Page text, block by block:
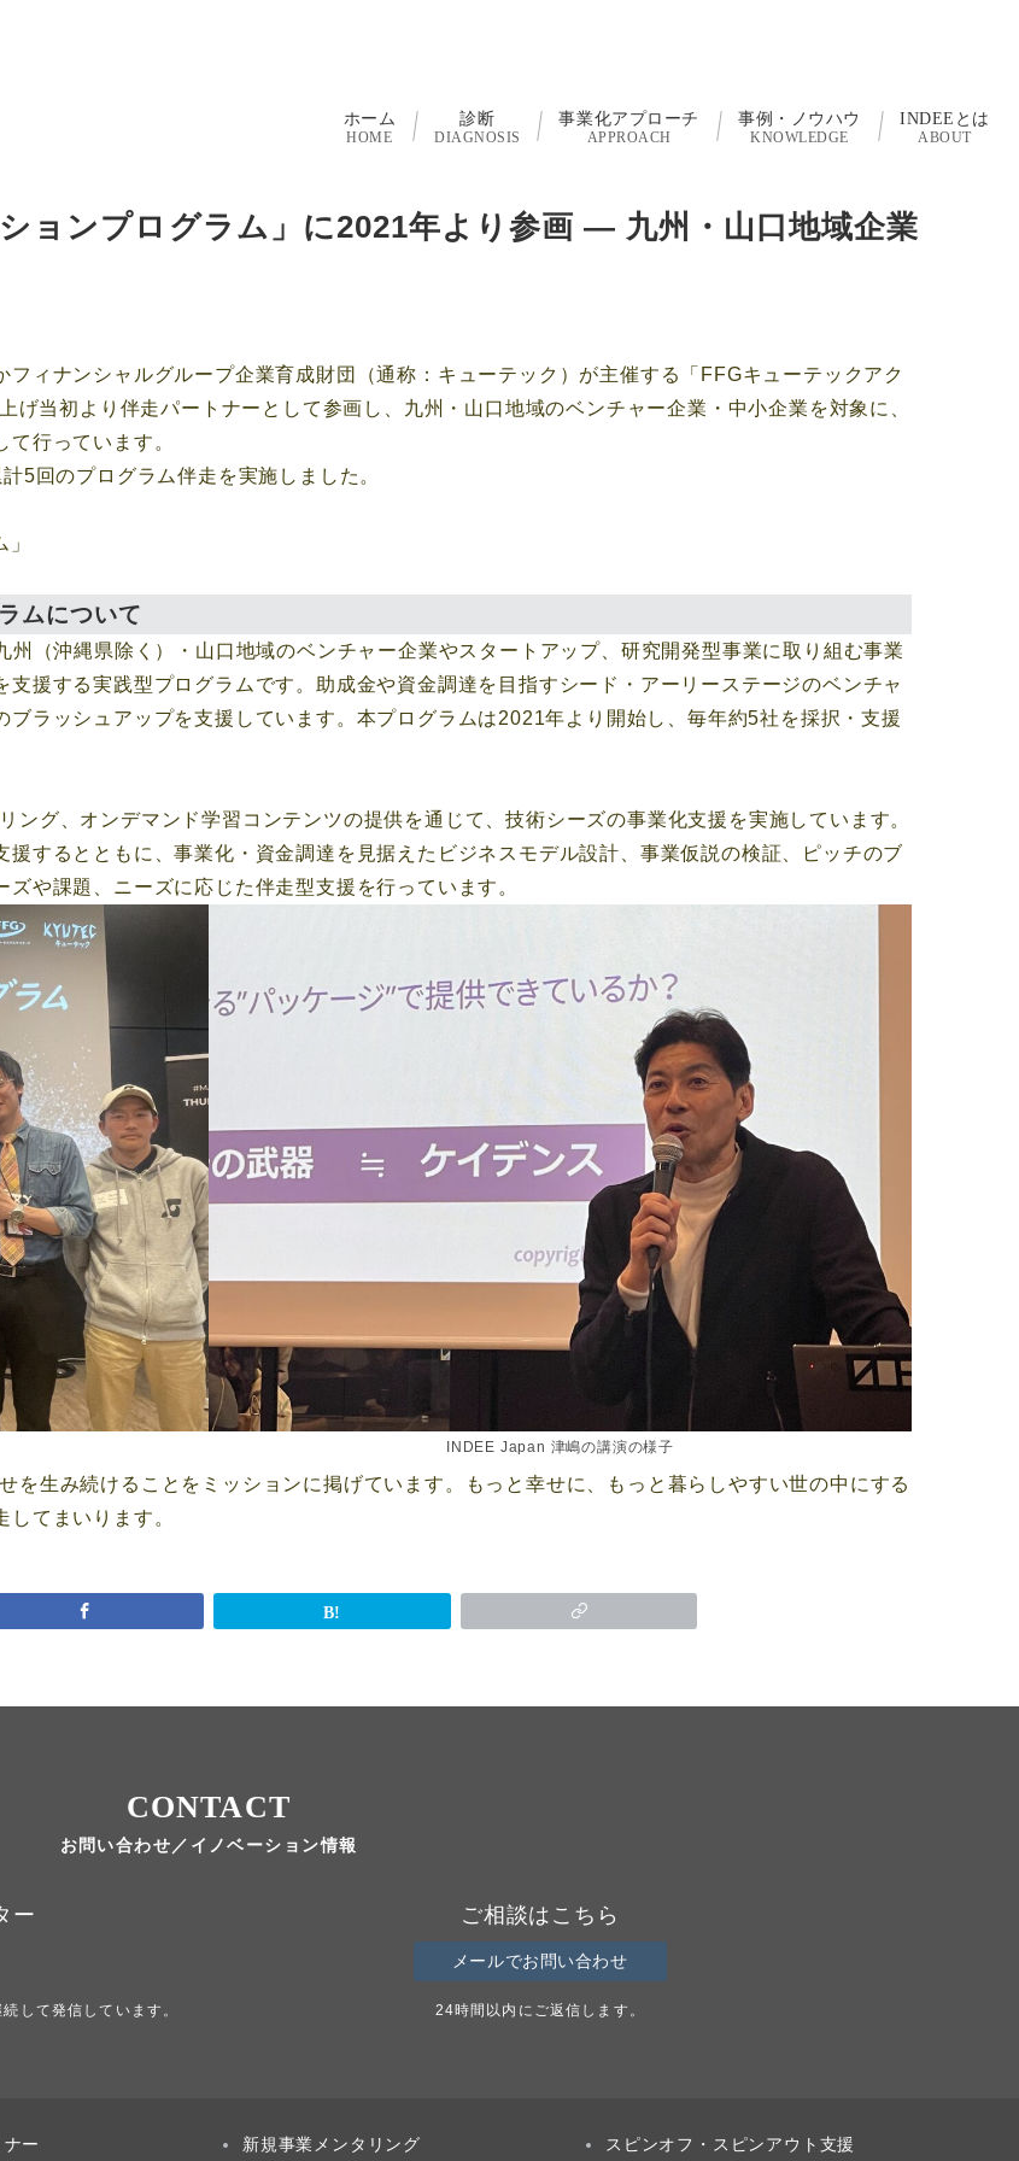
ホーム
HOME
診断
DIAGNOSIS
事業化アプローチ
APPROACH
事例・ノウハウ
KNOWLEDGE
INDEEとは
ABOUT
ョンプログラム」に2021年より参画 ― 九州・山口地域企業
ィナンシャルグループ企業育成財団（通称：キューテック）が主催する「FFGキューテックアク
当初より伴走パートナーとして参画し、九州・山口地域のベンチャー企業・中小企業を対象に、
行っています。
5回のプログラム伴走を実施しました。
ムについて
（沖縄県除く）・山口地域のベンチャー企業やスタートアップ、研究開発型事業に取り組む事業
援する実践型プログラムです。助成金や資金調達を目指すシード・アーリーステージのベンチャ
ラッシュアップを支援しています。本プログラムは2021年より開始し、毎年約5社を採択・支援
ング、オンデマンド学習コンテンツの提供を通じて、技術シーズの事業化支援を実施しています。
するとともに、事業化・資金調達を見据えたビジネスモデル設計、事業仮説の検証、ピッチのブ
や課題、ニーズに応じた伴走型支援を行っています。
INDEE Japan 津嶋の講演の様子
を生み続けることをミッションに掲げています。もっと幸せに、もっと暮らしやすい世の中にする
てまいります。
CONTACT
お問い合わせ／イノベーション情報
ー
して発信しています。
ご相談はこちら
メールでお問い合わせ
24時間以内にご返信します。
ー 新規事業メンタリング スピンオフ・スピンアウト支援